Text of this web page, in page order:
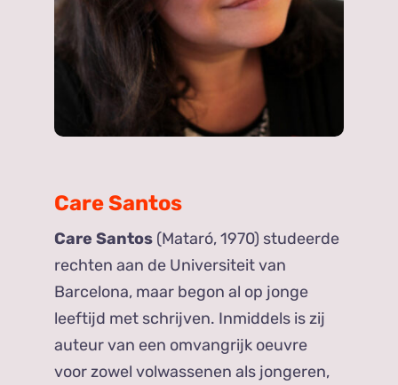
Care Santos
Care Santos (Mataró, 1970) studeerde
rechten aan de Universiteit van
Barcelona, maar begon al op jonge
leeftijd met schrijven. Inmiddels is zij
auteur van een omvangrijk oeuvre
voor zowel volwassenen als jongeren,